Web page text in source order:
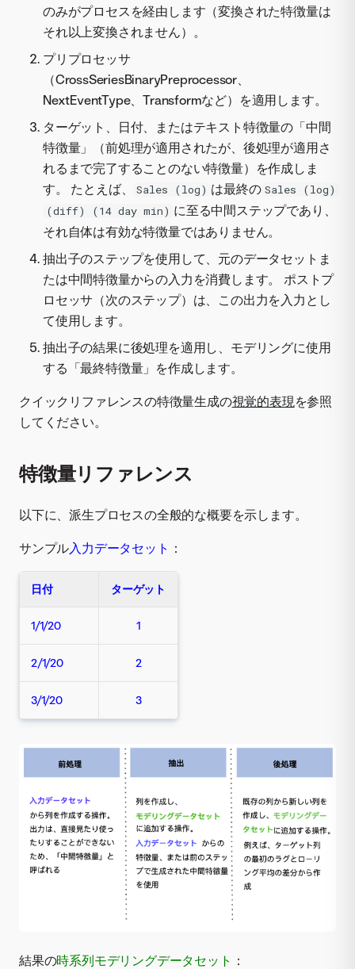
のみがプロセスを経由します（変換された特徴量は
それ以上変換されません）。
プリプロセッサ
（CrossSeriesBinaryPreprocessor、
NextEventType、Transformなど）を適用します。
ターゲット、日付、またはテキスト特徴量の「中間
特徴量」（前処理が適用されたが、後処理が適用さ
れるまで完了することのない特徴量）を作成しま
す。 たとえば、
Sales (log) は最終の Sales (log)
(diff) (14 day min) に至る中間ステップであり、
それ自体は有効な特徴量ではありません。
抽出子のステップを使用して、元のデータセットま
たは中間特徴量からの入力を消費します。 ポストプ
ロセッサ（次のステップ）は、この出力を入力とし
て使用します。
抽出子の結果に後処理を適用し、モデリングに使用
する「最終特徴量」を作成します。
クイックリファレンスの特徴量生成の視覚的表現 を参照
してください。
特徴量リファレンス
以下に、派生プロセスの全般的な概要を示します。
サンプル入力データセット ：
日付 ターゲット
1/1/20 1
2/1/20 2
3/1/20 3
結果の時系列モデリングデータセット ：